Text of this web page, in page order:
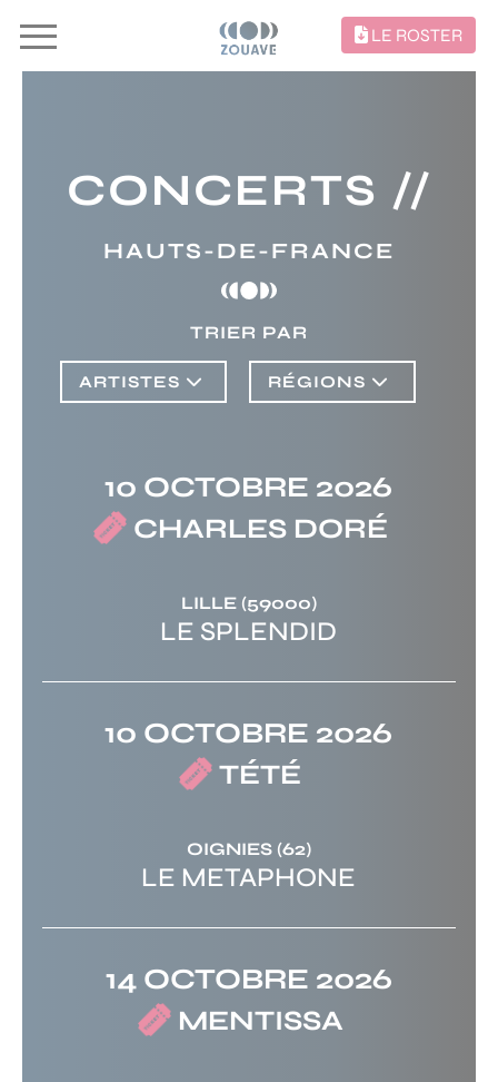
LE ROSTER
CONCERTS //
HAUTS-DE-FRANCE
TRIER PAR
ARTISTES RÉGIONS
10 OCTOBRE 2026
CHARLES DORÉ
LILLE(59000)
LE SPLENDID
10 OCTOBRE 2026
TÉTÉ
OIGNIES(62)
LE METAPHONE
14 OCTOBRE 2026
MENTISSA